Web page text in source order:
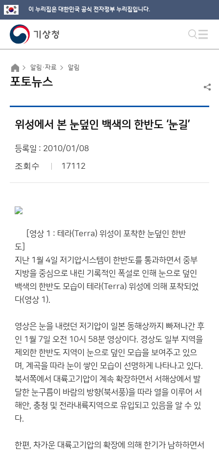
이 누리집은 대한민국 공식 전자정부 누리집입니다.
알림·자료 알림
포토뉴스
위성에서 본 눈덮인 백색의 한반도 ‘눈길’
등록일 : 2010/01/08
조회수 17112
[영상 1 : 테라(Terra) 위성이 포착한 눈덮인 한반
도]
지난 1월 4일 저기압시스템이 한반도를 통과하면서 중부
지방을 중심으로 내린 기록적인 폭설로 인해 눈으로 덮인
백색의 한반도 모습이 테라(Terra) 위성에 의해 포착되었
다(영상 1).
영상은 눈을 내렸던 저기압이 일본 동해상까지 빠져나간 후
인 1월 7일 오전 10시 58분 영상이다. 경상도 일부 지역을
제외한 한반도 지역이 눈으로 덮인 모습을 보여주고 있으
며, 계곡을 따라 눈이 쌓인 모습이 선명하게 나타나고 있다.
북서쪽에서 대륙고기압이 계속 확장하면서 서해상에서 발
달한 눈구름이 바람의 방향(북서풍)을 따라 열을 이루어 서
해안, 충청 및 전라내륙지역으로 유입되고 있음을 알 수 있
다.
한편, 차가운 대륙고기압의 확장에 의해 한기가 남하하면서